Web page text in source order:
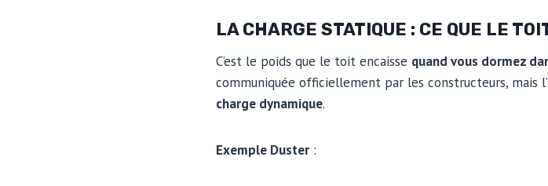
LA CHARGE STATIQUE : CE QUE LE
C’est le poids que le toit encaisse quand vous dormez
communiquée officiellement par les constructeurs, mais
charge dynamique.
Exemple Duster :